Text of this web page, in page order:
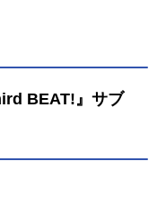
も併せてご紹介して
遊事務所の7人組男性
、二階堂大和、和泉
逢坂壮五、六弥ナ
BEAT!』サブ